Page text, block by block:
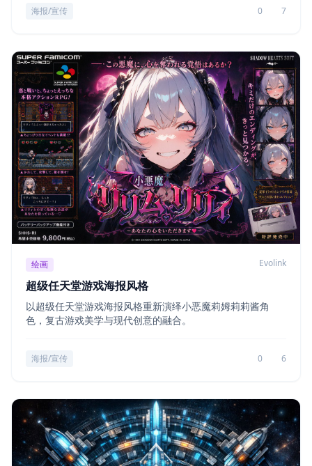
海报/宣传 0 7
绘画 Evolink
超级任天堂游戏海报风格
以超级任天堂游戏海报风格重新演绎小恶魔莉姆莉莉酱角
色，复古游戏美学与现代创意的融合。
海报/宣传 0 6